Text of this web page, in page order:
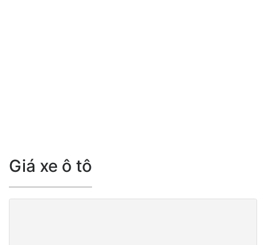
Giá xe ô tô